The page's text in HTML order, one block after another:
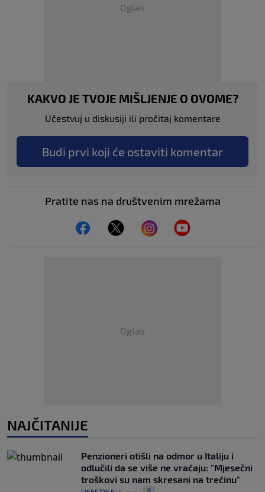
Oglas
KAKVO JE TVOJE MIŠLJENJE O OVOME?
Učestvuj u diskusiji ili pročitaj komentare
Budi prvi koji će ostaviti komentar
Pratite nas na društvenim mrežama
Oglas
NAJČITANIJE
Penzioneri otišli na odmor u Italiju i
odlučili da se više ne vraćaju: "Mjesečni
troškovi su nam skresani na trećinu"
0